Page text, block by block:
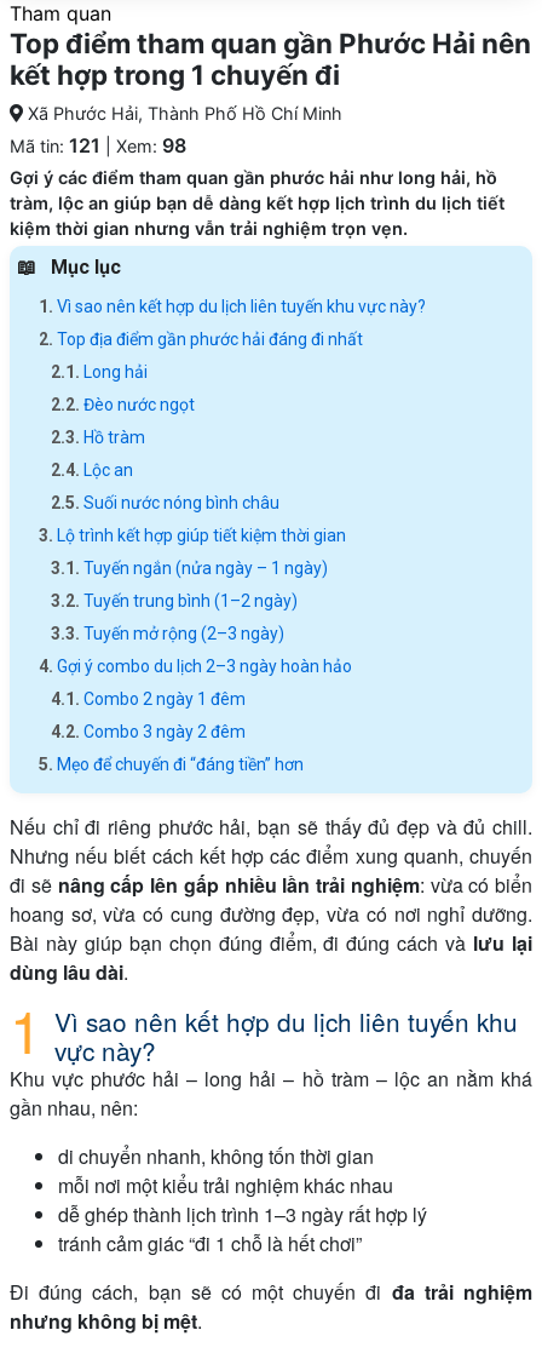
Tham quan
Top điểm tham quan gần Phước Hải nên
kết hợp trong 1 chuyến đi
Xã Phước Hải, Thành Phố Hồ Chí Minh
Mã tin: 121 | Xem: 98
Gợi ý các điểm tham quan gần phước hải như long hải, hồ
tràm, lộc an giúp bạn dễ dàng kết hợp lịch trình du lịch tiết
kiệm thời gian nhưng vẫn trải nghiệm trọn vẹn.
Mục lục
Vì sao nên kết hợp du lịch liên tuyến khu vực này?
Top địa điểm gần phước hải đáng đi nhất
Long hải
Đèo nước ngọt
Hồ tràm
Lộc an
Suối nước nóng bình châu
Lộ trình kết hợp giúp tiết kiệm thời gian
Tuyến ngắn (nửa ngày – 1 ngày)
Tuyến trung bình (1–2 ngày)
Tuyến mở rộng (2–3 ngày)
Gợi ý combo du lịch 2–3 ngày hoàn hảo
Combo 2 ngày 1 đêm
Combo 3 ngày 2 đêm
Mẹo để chuyến đi “đáng tiền” hơn
Nếu chỉ đi riêng phước hải, bạn sẽ thấy đủ đẹp và đủ chill.
Nhưng nếu biết cách kết hợp các điểm xung quanh, chuyến
đi sẽ nâng cấp lên gấp nhiều lần trải nghiệm: vừa có biển
hoang sơ, vừa có cung đường đẹp, vừa có nơi nghỉ dưỡng.
Bài này giúp bạn chọn đúng điểm, đi đúng cách và lưu lại
dùng lâu dài.
Vì sao nên kết hợp du lịch liên tuyến khu
vực này?
Khu vực phước hải – long hải – hồ tràm – lộc an nằm khá
gần nhau, nên:
di chuyển nhanh, không tốn thời gian
mỗi nơi một kiểu trải nghiệm khác nhau
dễ ghép thành lịch trình 1–3 ngày rất hợp lý
tránh cảm giác “đi 1 chỗ là hết chơi”
Đi đúng cách, bạn sẽ có một chuyến đi đa trải nghiệm
nhưng không bị mệt.